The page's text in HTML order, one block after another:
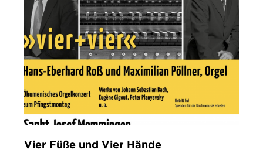
Vier Füße und Vier Hände